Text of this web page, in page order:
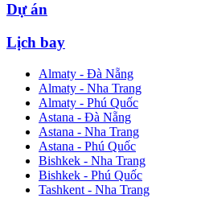
Dự án
Lịch bay
Almaty - Đà Nẵng
Almaty - Nha Trang
Almaty - Phú Quốc
Astana - Đà Nẵng
Astana - Nha Trang
Astana - Phú Quốc
Bishkek - Nha Trang
Bishkek - Phú Quốc
Tashkent - Nha Trang